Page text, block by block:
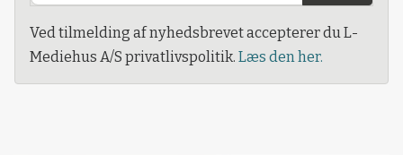
Ved tilmelding af nyhedsbrevet accepterer du L-
Mediehus A/S privatlivspolitik. Læs den her.